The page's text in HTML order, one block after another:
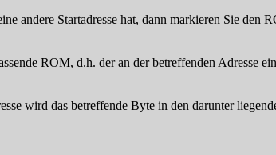
andere Startadresse hat, dann markieren Sie den
ROM, d.h. der an der betreffenden Adresse
wird das betreffende Byte in den darunter